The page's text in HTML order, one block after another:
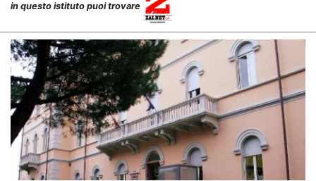
in questo istituto puoi trovare